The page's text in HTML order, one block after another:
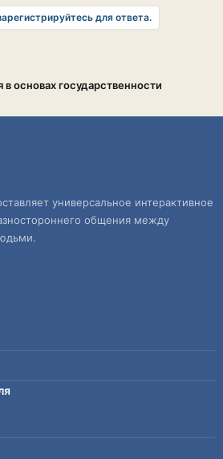
для ответа.
основах государственности
универсальное интерактивное
общения между